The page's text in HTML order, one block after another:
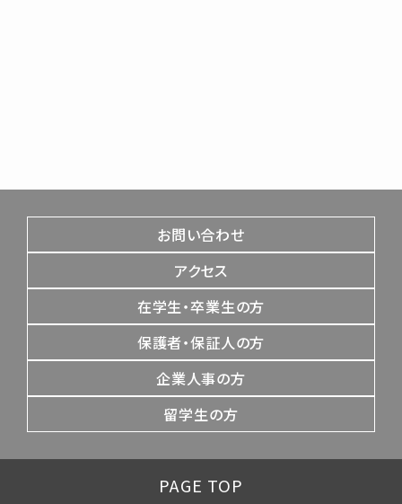
お問い合わせ
アクセス
在学生・卒業生の方
保護者・保証人の方
企業人事の方
留学生の方
PAGE TOP